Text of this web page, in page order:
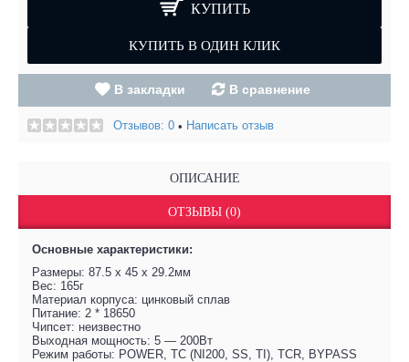
КУПИТЬ
В закладки В сравнение
Отзывов: 0 • Написать отзыв
ОПИСАНИЕ
ОТЗЫВЫ (0)
Основные характеристики:
Размеры: 87.5 х 45 х 29.2мм
Вес: 165г
Материал корпуса: цинковый сплав
Питание: 2 * 18650
Чипсет: неизвестно
Выходная мощность: 5 — 200Вт
Режим работы: POWER, TC (NI200, SS, TI), TCR, BYPASS